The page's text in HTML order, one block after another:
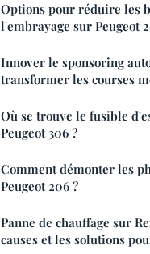
Options pour réduire les
l'embrayage sur Peugeot
Innover le sponsoring
transformer les courses
Où se trouve le fusible
Peugeot 306 ?
Comment démonter les
Peugeot 206 ?
Panne de chauffage sur
causes et les solutions